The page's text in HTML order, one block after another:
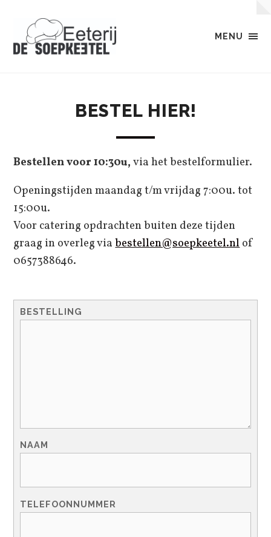
MENU
BESTEL HIER!
Bestellen voor 10:30u,via het bestelformulier.
Openingstijden maandag t/m vrijdag 7:00u. tot
15:00u.
Voor catering opdrachten buiten deze tijden
graag in overleg viabestellen@soepkeetel.nlof
0657388646.
BESTELLING
NAAM
TELEFOONNUMMER